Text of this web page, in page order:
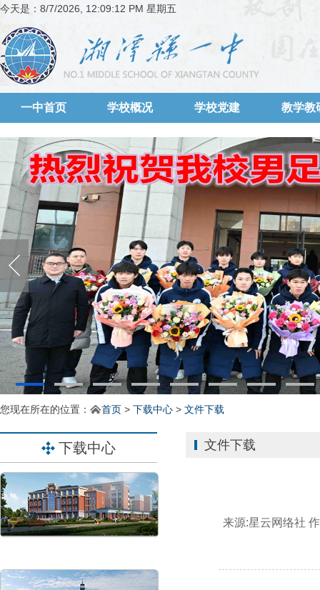
今天是： 8/7/2026, 12:09:12 PM 星期五
一中首页 学校概况 学校党建 教学教
您现在所在的位置： 首页 > 下载中心 > 文件下载
下载中心 文件下载
来源:星云网络社